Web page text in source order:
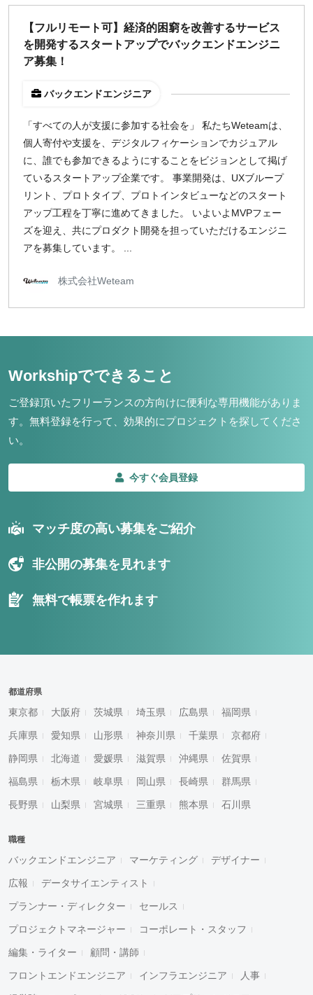
【フルリモート可】経済的困窮を改善するサービス
を開発するスタートアップでバックエンドエンジニ
ア募集！
バックエンドエンジニア
「すべての人が支援に参加する社会を」 私たちWeteamは、
個人寄付や支援を、デジタルフィケーションでカジュアル
に、誰でも参加できるようにすることをビジョンとして掲げ
ているスタートアップ企業です。 事業開発は、UXブループ
リント、プロトタイプ、プロトインタビューなどのスタート
アップ工程を丁寧に進めてきました。 いよいよMVPフェー
ズを迎え、共にプロダクト開発を担っていただけるエンジニ
アを募集しています。 ...
株式会社Weteam
Workshipでできること
ご登録頂いたフリーランスの方向けに便利な専用機能がありま
す。 無料登録を行って、効果的にプロジェクトを探してくださ
い。
今すぐ会員登録
マッチ度の高い募集をご紹介
非公開の募集を見れます
無料で帳票を作れます
都道府県
東京都 大阪府 茨城県 埼玉県 広島県 福岡県
兵庫県 愛知県 山形県 神奈川県 千葉県 京都府
静岡県 北海道 愛媛県 滋賀県 沖縄県 佐賀県
福島県 栃木県 岐阜県 岡山県 長崎県 群馬県
長野県 山梨県 宮城県 三重県 熊本県 石川県
職種
バックエンドエンジニア マーケティング デザイナー
広報 データサイエンティスト
プランナー・ディレクター セールス
プロジェクトマネージャー コーポレート・スタッフ
編集・ライター 顧問・講師
フロントエンドエンジニア インフラエンジニア 人事